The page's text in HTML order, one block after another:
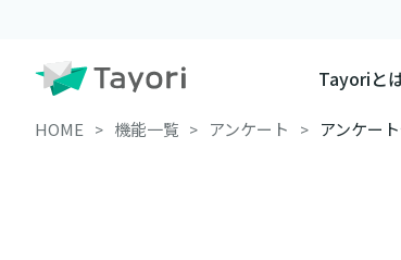
Tayoriと
HOME 機能一覧 アンケート アンケー